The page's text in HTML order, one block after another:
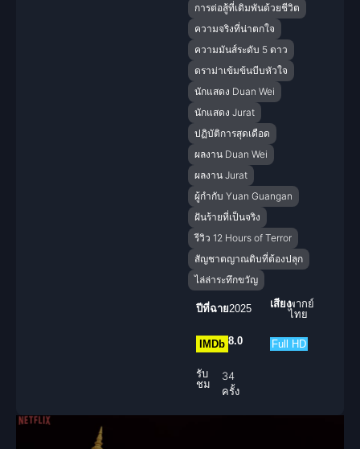
การต่อสู้ที่เดิมพันด้วยชีวิต
ความจริงที่น่าตกใจ
ความมันส์ระดับ 5 ดาว
ดราม่าเข้มข้นบีบหัวใจ
นักแสดง Duan Wei
นักแสดง Jurat
ปฏิบัติการสุดเดือด
ผลงาน Duan Wei
ผลงาน Jurat
ผู้กำกับ Yuan Guangan
ฝันร้ายที่เป็นจริง
รีวิว 12 Hours of Terror
สัญชาตญาณดิบที่ต้องปลุก
ไล่ล่าระทึกขวัญ
ปีที่ฉาย2025 เสียงพากย์
ไทย
IMDb 8.0 Full HD
รับ
ชม
34
ครั้ง